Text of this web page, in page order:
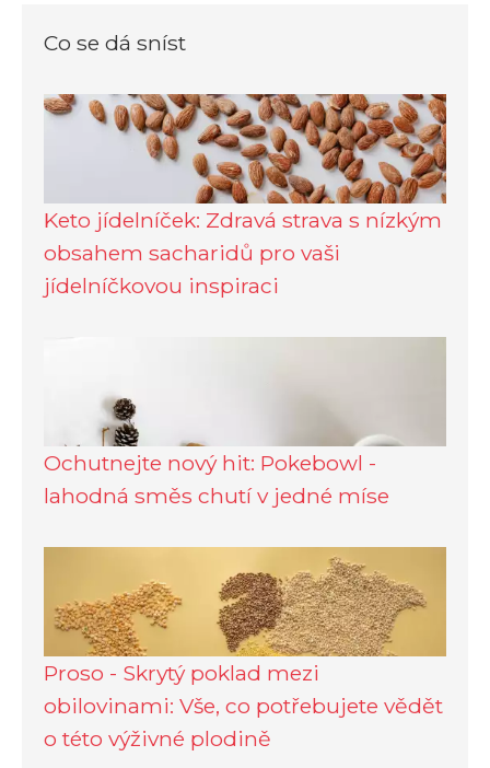
Co se dá sníst
Keto jídelníček: Zdravá strava s nízkým
obsahem sacharidů pro vaši
jídelníčkovou inspiraci
Ochutnejte nový hit: Pokebowl -
lahodná směs chutí v jedné míse
Proso - Skrytý poklad mezi
obilovinami: Vše, co potřebujete vědět
o této výživné plodině